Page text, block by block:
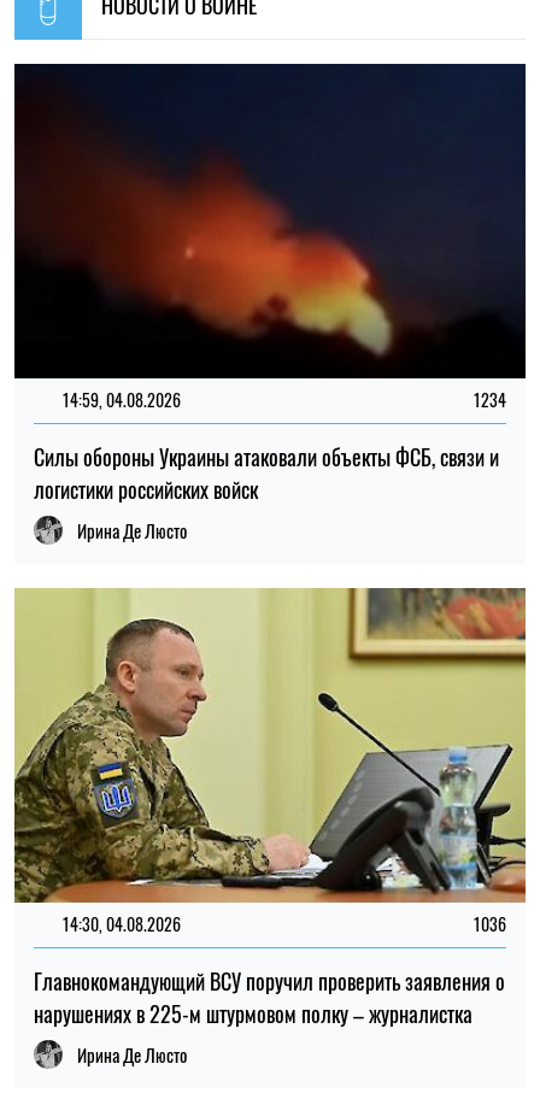
14:59, 04.08.2026 1234
Силы обороны Украины атаковали объекты ФСБ, связи и
логистики российских войск
Ирина Де Люсто
14:30, 04.08.2026 1036
Главнокомандующий ВСУ поручил проверить заявления о
нарушениях в 225-м штурмовом полку – журналистка
Ирина Де Люсто